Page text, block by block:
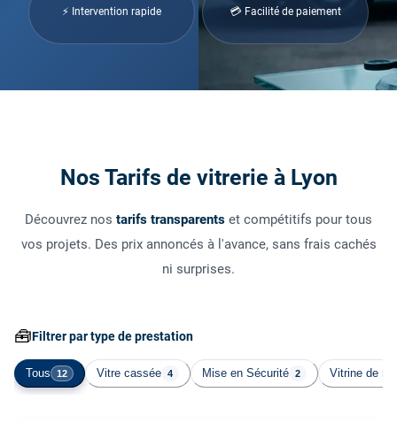
⚡ Intervention rapide 💳 Facilité de paiement
Nos Tarifs de vitrerie à Lyon
Découvrez nos tarifs transparents et compétitifs pour tous
vos projets. Des prix annoncés à l'avance, sans frais cachés
ni surprises.
🧰Filtrer par type de prestation
Tous 12 Vitre cassée 4 Mise en Sécurité 2 Vitrine de